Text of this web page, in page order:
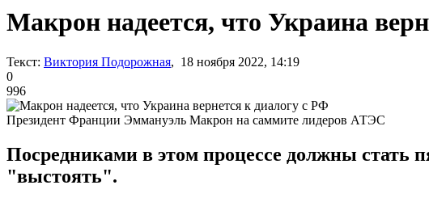
Макрон надеется, что Украина
Текст: Виктория Подорожная, 18 ноября 2022, 14:19
0
996
Президент Франции Эммануэль Макрон на саммите лидеров АТЭС
Посредниками в этом процессе должны
"выстоять".